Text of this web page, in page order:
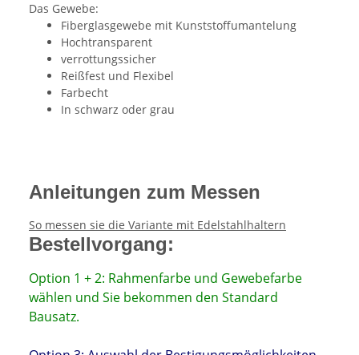
Das Gewebe:
Fiberglasgewebe mit Kunststoffumantelung
Hochtransparent
verrottungssicher
Reißfest und Flexibel
Farbecht
In schwarz oder grau
Anleitungen zum Messen
So messen sie die Variante mit Edelstahlhaltern
Bestellvorgang:
Option 1 + 2: Rahmenfarbe und Gewebefarbe
wählen und Sie bekommen den Standard
Bausatz.